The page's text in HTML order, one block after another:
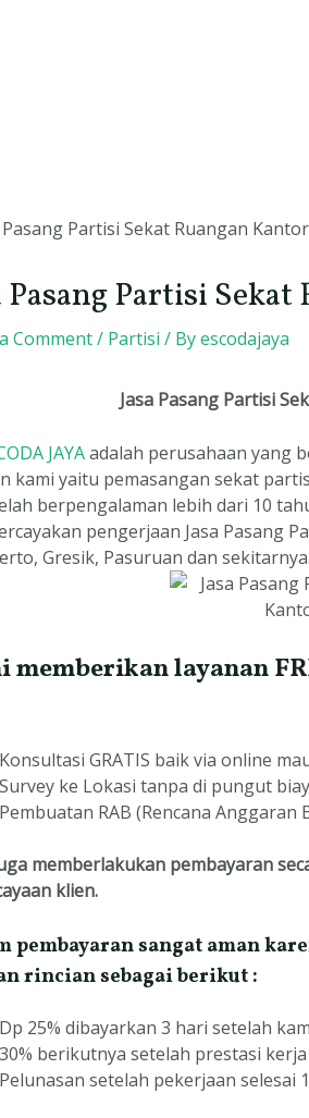
Pasang Partisi
Comment/ Partisi / Byescodajaya
Jasa Pasang Partisi
JAYAadalah perusahaan yang
kami yaitu pemasangan sekat
berpengalaman lebih dari 10
pengerjaan Jasa Pasang
Gresik, Pasuruan dan sekitarnya.
memberikan layanan
Konsultasi GRATIS baik via online
Survey ke Lokasi tanpa di pungut
Pembuatan RAB (Rencana Anggaran
memberlakukan pembayaran
klien.
pembayaran sangat aman
rincian sebagai berikut :
Dp 25% dibayarkan 3 hari setelah
30% berikutnya setelah prestasi kerja
Pelunasan setelah pekerjaan selesai